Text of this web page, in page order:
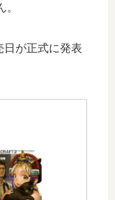
日が正式に発表